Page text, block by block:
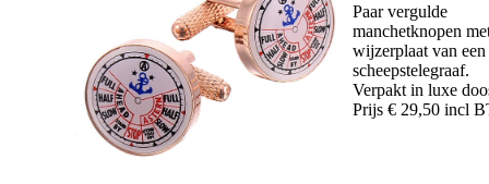
Paar vergulde
manchetknopen
wijzerplaat van een
scheepstelegraaf.
Verpakt in luxe
Prijs € 29,50 incl